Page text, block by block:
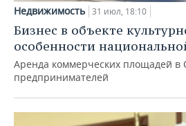
Недвижимость 31 июл, 18:10
Бизнес в объекте
особенности
Аренда коммерческих площадей в
предпринимателей